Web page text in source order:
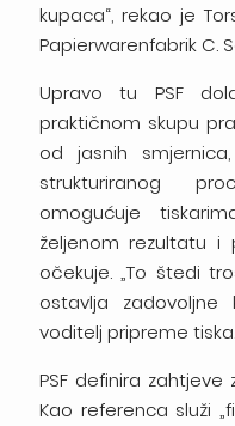
kupaca“, rekao je
Papierwarenfabrik C.
Upravo tu PSF
praktičnom skupu
od jasnih
strukturiranog
omogućuje
željenom rezultatu i
očekuje. „To štedi
ostavlja zadovoljne
voditelj pripreme tiska.
PSF definira
Kao referenca služi